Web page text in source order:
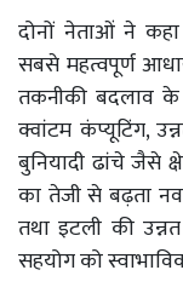
दोनों नेताओं ने कहा
सबसे महत्वपूर्ण
तकनीकी बदलाव
क्वांटम कंप्यूटिंग,
बुनियादी ढांचे जैसे
का तेजी से बढ़ता
तथा इटली की
सहयोग को